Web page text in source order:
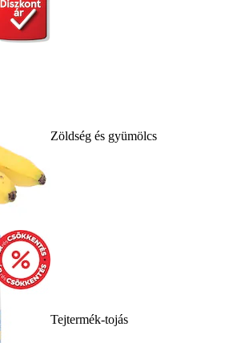
Zöldség és gyümölcs
Tejtermék-tojás